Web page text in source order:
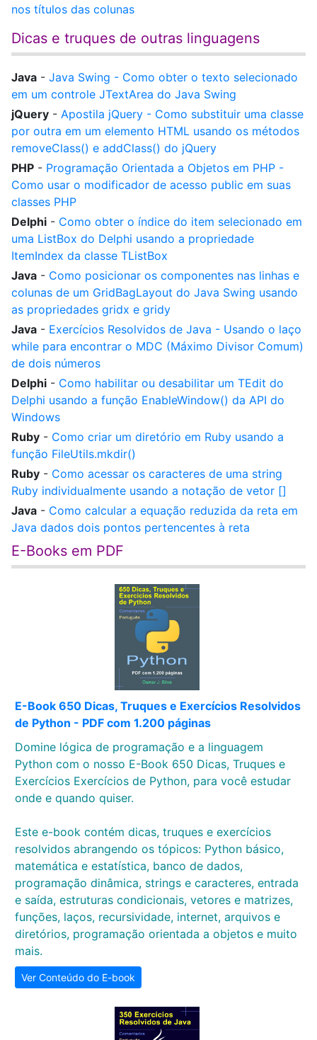
nos títulos das colunas
Dicas e truques de outras linguagens
Java - Java Swing - Como obter o texto selecionado
em um controle JTextArea do Java Swing
jQuery - Apostila jQuery - Como substituir uma classe
por outra em um elemento HTML usando os métodos
removeClass() e addClass() do jQuery
PHP - Programação Orientada a Objetos em PHP -
Como usar o modificador de acesso public em suas
classes PHP
Delphi - Como obter o índice do item selecionado em
uma ListBox do Delphi usando a propriedade
ItemIndex da classe TListBox
Java - Como posicionar os componentes nas linhas e
colunas de um GridBagLayout do Java Swing usando
as propriedades gridx e gridy
Java - Exercícios Resolvidos de Java - Usando o laço
while para encontrar o MDC (Máximo Divisor Comum)
de dois números
Delphi - Como habilitar ou desabilitar um TEdit do
Delphi usando a função EnableWindow() da API do
Windows
Ruby - Como criar um diretório em Ruby usando a
função FileUtils.mkdir()
Ruby - Como acessar os caracteres de uma string
Ruby individualmente usando a notação de vetor []
Java - Como calcular a equação reduzida da reta em
Java dados dois pontos pertencentes à reta
E-Books em PDF
E-Book 650 Dicas, Truques e Exercícios Resolvidos
de Python - PDF com 1.200 páginas
Domine lógica de programação e a linguagem
Python com o nosso E-Book 650 Dicas, Truques e
Exercícios Exercícios de Python, para você estudar
onde e quando quiser.
Este e-book contém dicas, truques e exercícios
resolvidos abrangendo os tópicos: Python básico,
matemática e estatística, banco de dados,
programação dinâmica, strings e caracteres, entrada
e saída, estruturas condicionais, vetores e matrizes,
funções, laços, recursividade, internet, arquivos e
diretórios, programação orientada a objetos e muito
mais.
Ver Conteúdo do E-book